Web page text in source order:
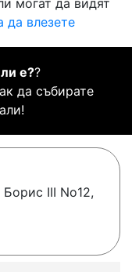
могат да видят
да влезете
е??
да събирате
III No12,